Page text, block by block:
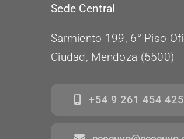
Sede Central
Sarmiento 199, 6° Piso
Ciudad, Mendoza (5500)
+54 9 261 454